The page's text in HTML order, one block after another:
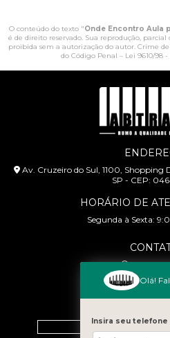
O conteúdo do texto "Onde Encontro Aula
é de direito reservado. Sua reprodução,
proibida sem a autorização do autor. Crime
do Código Penal – Lei 9610/98
Av. Cruzeiro do Sul, 1100, Shopping
SP - CEP:
HORÁRIO DE
Segunda à Sexta:
(11)
Home
Olá!
Insira seu telefone